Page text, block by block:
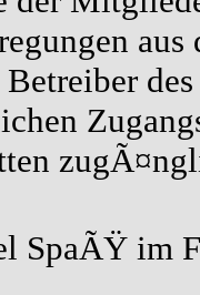
SpaÃŸ im